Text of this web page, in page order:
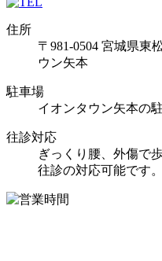
住所
〒981-0504 宮城県東
ウン矢本
駐車場
イオンタウン矢本の
往診対応
ぎっくり腰、外傷で
往診の対応可能です。